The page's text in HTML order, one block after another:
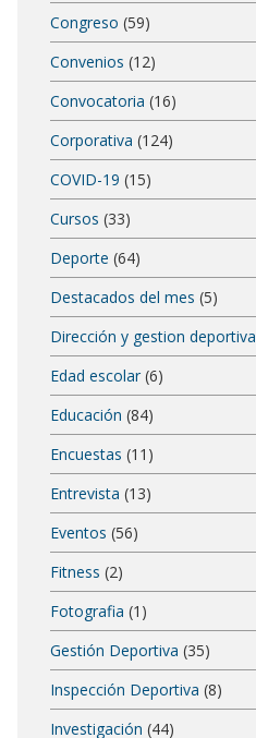
Congreso (59)
Convenios (12)
Convocatoria (16)
Corporativa (124)
COVID-19 (15)
Cursos (33)
Deporte (64)
Destacados del mes (5)
Dirección y gestion deportiva
Edad escolar (6)
Educación (84)
Encuestas (11)
Entrevista (13)
Eventos (56)
Fitness (2)
Fotografia (1)
Gestión Deportiva (35)
Inspección Deportiva (8)
Investigación (44)